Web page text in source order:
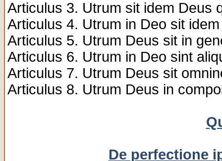
Articulus 3. Utrum sit idem Deus
Articulus 4. Utrum in Deo sit
Articulus 5. Utrum Deus sit in
Articulus 6. Utrum in Deo sint
Articulus 7. Utrum Deus sit
Articulus 8. Utrum Deus in
De perfectione